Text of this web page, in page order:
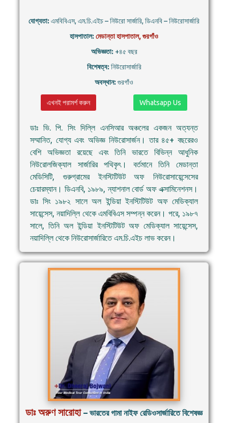
যোগ্যতা: এমবিবিএস, এম.চি.এইচ – নিউরো সার্জারি, ডিএনবি – নিউরোসার্জারি
হাসপাতাল: মেডান্তা হাসপাতাল, গুরগাঁও
অভিজ্ঞতা: +৪৫ বছর
বিশেষত্ব: নিউরোসার্জারি
অবস্থান: গুরগাঁও
এখনই পরামর্শ করুন Whatsapp Us
ডাঃ ভি. পি. সিং দিল্লি এনসিআর অঞ্চলের একজন অত্যন্ত
সম্মানিত, যোগ্য এবং অভিজ্ঞ নিউরোসার্জন। তার ৪৫+ বছরেরও
বেশি অভিজ্ঞতা রয়েছে এবং তিনি ভারতে বিভিন্ন আধুনিক
নিউরোলজিক্যাল সার্জারির পথিকৃৎ। বর্তমানে তিনি মেডান্তা
মেডিসিটি, গুরুগ্রামের ইনস্টিটিউট অফ নিউরোসায়েন্সেসের
চেয়ারম্যান। ডিএনবি, ১৯৮৯, ন্যাশনাল বোর্ড অফ এক্সামিনেশনস।
ডাঃ সিং ১৯৮২ সালে অল ইন্ডিয়া ইনস্টিটিউট অফ মেডিক্যাল
সায়েন্সেস, নয়াদিল্লি থেকে এমবিবিএস সম্পন্ন করেন। পরে, ১৯৮৭
সালে, তিনি অল ইন্ডিয়া ইনস্টিটিউট অফ মেডিক্যাল সায়েন্সেস,
নয়াদিল্লি থেকে নিউরোসার্জারিতে এম.চি.এইচ লাভ করেন।
ডাঃ অরুণ সারোহা – ভারতের গামা নাইফ রেডিওসার্জারিতে বিশেষজ্ঞ